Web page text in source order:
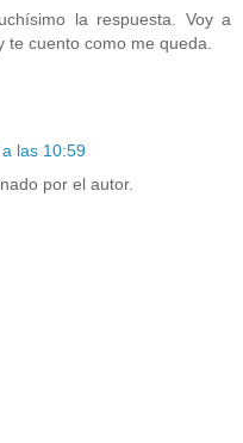
la respuesta. Voy a
te cuento como me queda.
las 10:59
por el autor.